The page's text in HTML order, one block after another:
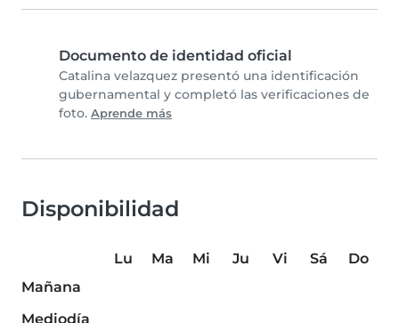
Documento de identidad oficial
Catalina velazquez presentó una identificación
gubernamental y completó las verificaciones de
foto. Aprende más
Disponibilidad
Lu Ma Mi Ju Vi Sá
Do
Mañana
Mediodía